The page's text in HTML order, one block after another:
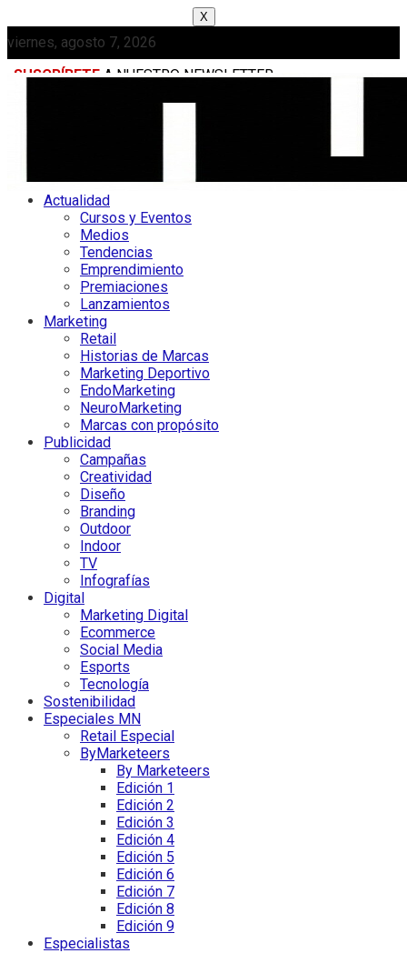
X
viernes, agosto 7, 2026
SUSCRÍBETE A NUESTRO NEWSLETTER
Actualidad
Cursos y Eventos
Medios
Tendencias
Emprendimiento
Premiaciones
Lanzamientos
Marketing
Retail
Historias de Marcas
Marketing Deportivo
EndoMarketing
NeuroMarketing
Marcas con propósito
Publicidad
Campañas
Creatividad
Diseño
Branding
Outdoor
Indoor
TV
Infografías
Digital
Marketing Digital
Ecommerce
Social Media
Esports
Tecnología
Sostenibilidad
Especiales MN
Retail Especial
ByMarketeers
By Marketeers
Edición 1
Edición 2
Edición 3
Edición 4
Edición 5
Edición 6
Edición 7
Edición 8
Edición 9
Especialistas